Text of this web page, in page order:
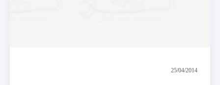
25/04/2014